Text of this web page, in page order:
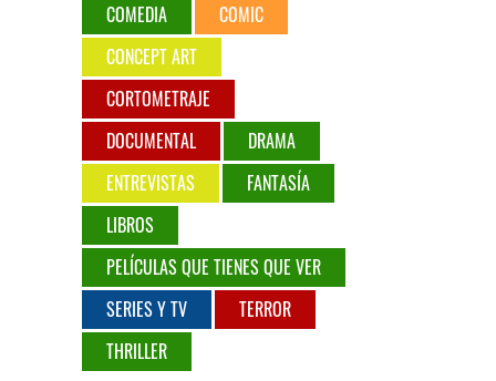
COMEDIA
COMIC
CONCEPT ART
CORTOMETRAJE
DOCUMENTAL
DRAMA
ENTREVISTAS
FANTASÍA
LIBROS
PELÍCULAS QUE TIENES QUE VER
SERIES Y TV
TERROR
THRILLER